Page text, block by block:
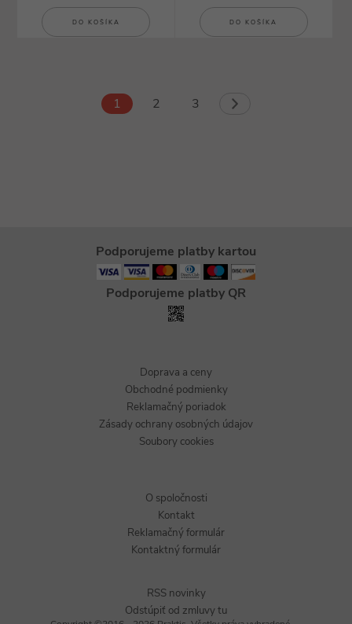
DO KOŠÍKA DO KOŠÍKA
1 2 3
Podporujeme platby kartou
Podporujeme platby QR
Doprava a ceny
Obchodné podmienky
Reklamačný poriadok
Zásady ochrany osobných údajov
Soubory cookies
O spoločnosti
Kontakt
Reklamačný formulár
Kontaktný formulár
RSS novinky
Odstúpiť od zmluvy tu